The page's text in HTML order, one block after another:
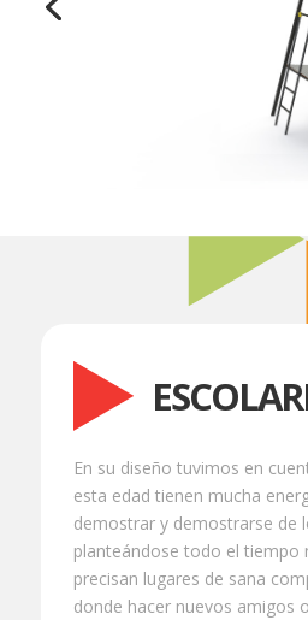
En su diseño tuvimos en
esta edad tienen mucha
demostrar y demostrarse de
planteándose todo el tiempo
precisan lugares de sana
donde hacer nuevos amigos